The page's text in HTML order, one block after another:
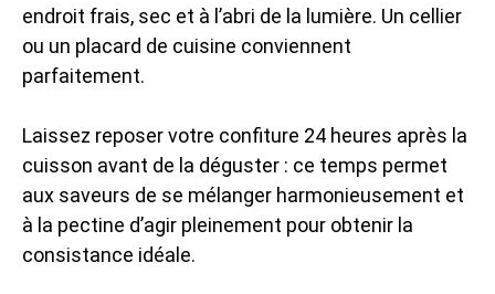
endroit frais, sec et à l’abri de la lumière. Un cellier
ou un placard de cuisine conviennent
parfaitement.
Laissez reposer votre confiture 24 heures après la
cuisson avant de la déguster : ce temps permet
aux saveurs de se mélanger harmonieusement et
à la pectine d’agir pleinement pour obtenir la
consistance idéale.